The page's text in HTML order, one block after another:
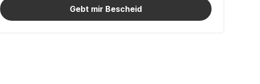
Gebt mir Bescheid